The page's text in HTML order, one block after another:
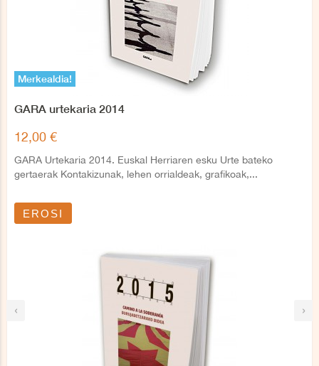
‹ ›
Merkealdia!
GARA urtekaria 2014
12,00 €
GARA Urtekaria 2014. Euskal Herriaren esku Urte bateko
gertaerak Kontakizunak, lehen orrialdeak, grafikoak,...
EROSI